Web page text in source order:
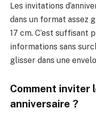
Les invitations
dans un format assez
17 cm. C’est suffisant
informations sans
glisser dans une
Comment inviter
anniversaire ?